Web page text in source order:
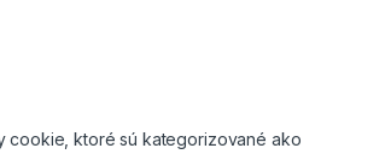
cookie, ktoré sú kategorizované ako